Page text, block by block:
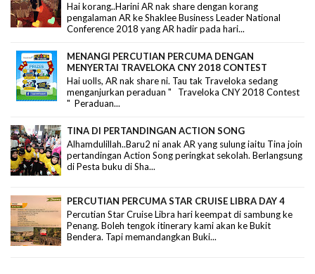
Hai korang..Harini AR nak share dengan korang
pengalaman AR ke Shaklee Business Leader National
Conference 2018 yang AR hadir pada hari...
MENANGI PERCUTIAN PERCUMA DENGAN
MENYERTAI TRAVELOKA CNY 2018 CONTEST
Hai uolls, AR nak share ni. Tau tak Traveloka sedang
menganjurkan peraduan " Traveloka CNY 2018 Contest
" Peraduan...
TINA DI PERTANDINGAN ACTION SONG
Alhamdulillah..Baru2 ni anak AR yang sulung iaitu Tina join
pertandingan Action Song peringkat sekolah. Berlangsung
di Pesta buku di Sha...
PERCUTIAN PERCUMA STAR CRUISE LIBRA DAY 4
Percutian Star Cruise Libra hari keempat di sambung ke
Penang. Boleh tengok itinerary kami akan ke Bukit
Bendera. Tapi memandangkan Buki...